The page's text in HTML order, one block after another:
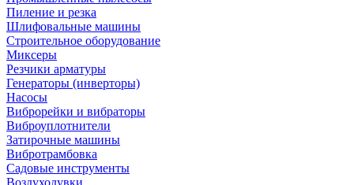
Пиление и резка
Шлифовальные машины
Строительное оборудование
Миксеры
Резчики арматуры
Генераторы (инверторы)
Насосы
Виброрейки и вибраторы
Виброуплотнители
Затирочные машины
Вибротрамбовка
Садовые инструменты
Воздуходувки